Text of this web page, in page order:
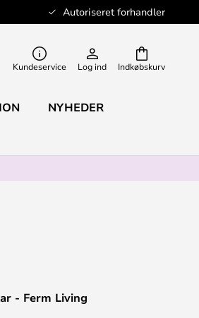
Autoriseret forhandler
Indkøbskurv
Kundeservice Log ind
NYHEDER
- Ferm Living